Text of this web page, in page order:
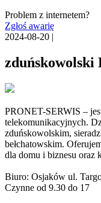
Problem z internetem?
Zgłoś awarię
2024-08-20 |
zduńskowolski
PRONET-SERWIS –
telekomunikacyjnych.
zduńskowolskim,
bełchatowskim.
dla domu i biznesu oraz
Biuro: Osjaków ul.
Czynne od 9.30 do 17